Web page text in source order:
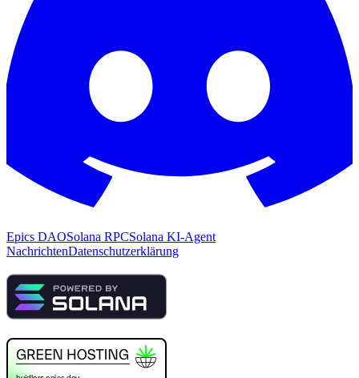
Epics DAOSolana RPCSolana KI-Agent
NachrichtenDatenschutzerklärung